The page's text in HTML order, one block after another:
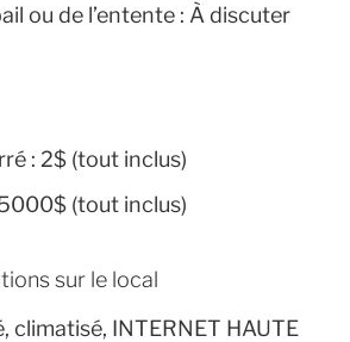
ou de l’entente : À discuter
: 2$ (tout inclus)
(tout inclus)
sur le local
climatisé, INTERNET HAUTE